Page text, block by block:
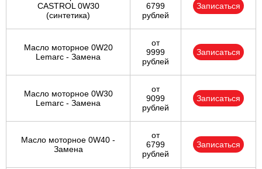
CASTROL 0W30
(синтетика)
6799
рублей
Записаться
Масло моторное 0W20
Lemarc - Замена
от
9999
рублей
Записаться
Масло моторное 0W30
Lemarc - Замена
от
9099
рублей
Записаться
Масло моторное 0W40 -
Замена
от
6799
рублей
Записаться